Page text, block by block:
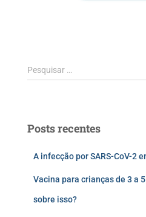
Pesquisar …
Posts recentes
A infecção por SARS-CoV-2
Vacina para crianças de 3 a
sobre isso?